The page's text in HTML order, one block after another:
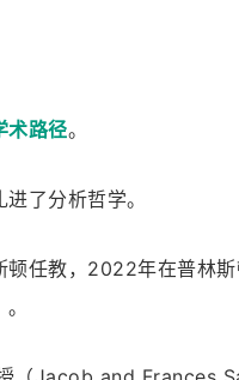
术路径。
了分析哲学。
顿任教，2022年在普林斯